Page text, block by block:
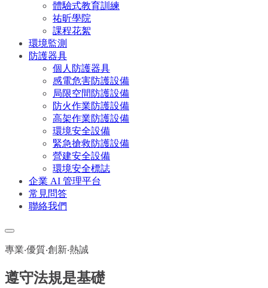
體驗式教育訓練
祐昕學院
課程花絮
環境監測
防護器具
個人防護器具
感電危害防護設備
局限空間防護設備
防火作業防護設備
高架作業防護設備
環境安全設備
緊急搶救防護設備
營建安全設備
環境安全標誌
企業 AI 管理平台
常見問答
聯絡我們
專業‧優質‧創新‧熱誠
遵守法規是基礎